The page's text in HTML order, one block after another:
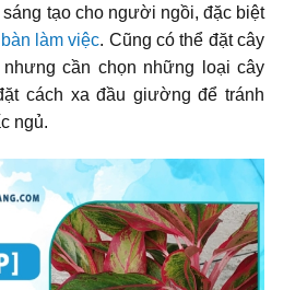
sáng tạo cho người ngồi, đặc biệt
bàn làm việc. Cũng có thể đặt cây
nhưng cần chọn những loại cây
cách xa đầu giường để tránh
ngủ.